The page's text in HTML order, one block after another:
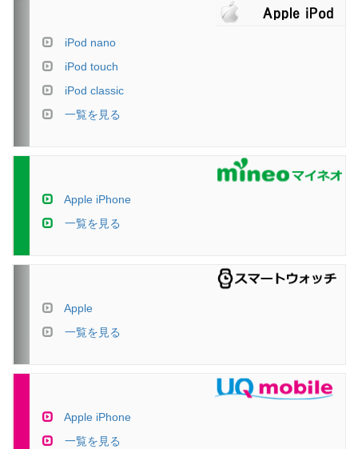
iPod nano
iPod touch
iPod classic
一覧を見る
Apple iPhone
一覧を見る
Apple
一覧を見る
Apple iPhone
一覧を見る